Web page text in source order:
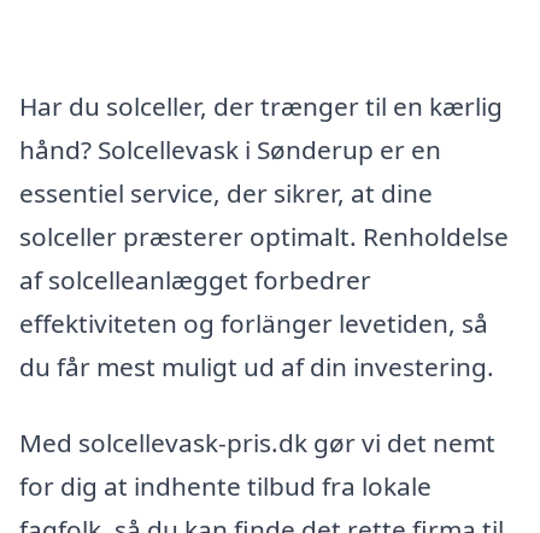
Har du solceller, der trænger til en kærlig
hånd? Solcellevask i Sønderup er en
essentiel service, der sikrer, at dine
solceller præsterer optimalt. Renholdelse
af solcelleanlægget forbedrer
effektiviteten og forlänger levetiden, så
du får mest muligt ud af din investering.
Med solcellevask-pris.dk gør vi det nemt
for dig at indhente tilbud fra lokale